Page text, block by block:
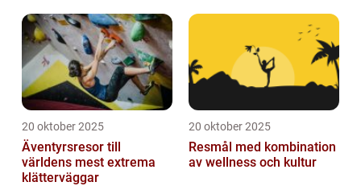
20 oktober 2025
Äventyrsresor till
världens mest extrema
klätterväggar
20 oktober 2025
Resmål med kombination
av wellness och kultur